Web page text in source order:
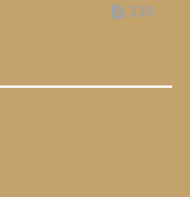
235